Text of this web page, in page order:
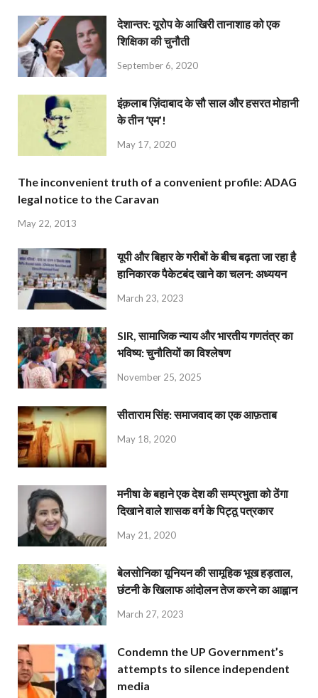
देशान्‍तर: यूरोप के आखिरी तानाशाह को एक
शिक्षिका की चुनौती
September 6, 2020
इंक़लाब ज़िंदाबाद के सौ साल और हसरत मोहानी
के तीन ‘एम’!
May 17, 2020
The inconvenient truth of a convenient profile: ADAG
legal notice to the Caravan
May 22, 2013
यूपी और बिहार के गरीबों के बीच बढ़ता जा रहा है
हानिकारक पैकेटबंद खाने का चलन: अध्ययन
March 23, 2023
SIR, सामाजिक न्याय और भारतीय गणतंत्र का
भविष्य: चुनौतियों का विश्लेषण
November 25, 2025
सीताराम सिंह: समाजवाद का एक आफ़ताब
May 18, 2020
मनीषा के बहाने एक देश की सम्प्रभुता को ठेंगा
दिखाने वाले शासक वर्ग के पिट्ठू पत्रकार
May 21, 2020
बेलसोनिका यूनियन की सामूहिक भूख हड़ताल,
छंटनी के खिलाफ आंदोलन तेज करने का आह्वान
March 27, 2023
Condemn the UP Government’s
attempts to silence independent
media